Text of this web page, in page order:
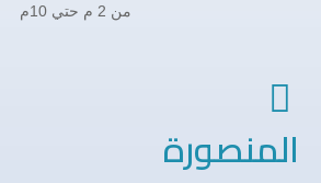
من 2 م حتي 10م
المنصورة